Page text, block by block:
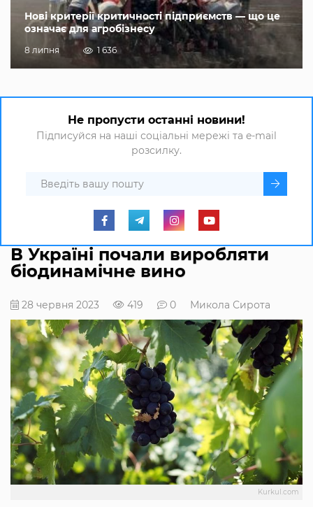
Нові критерії критичності підприємств — що це
означає для агробізнесу
8 липня 1 636
Не пропусти останні новини!
Підписуйся на наші соціальні мережі та e-mail
розсилку.
В Україні почали виробляти
біодинамічне вино
28 червня 2023 419 0 Микола Сирота
Kurkul.com